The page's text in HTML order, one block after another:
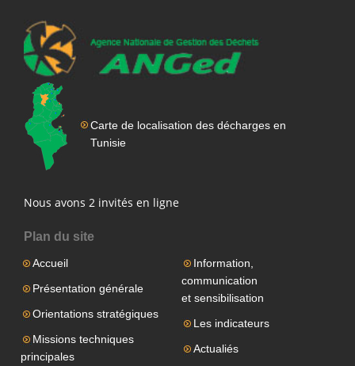
Carte de localisation des décharges en
Tunisie
Nous avons 2 invités en ligne
Plan du site
Accueil
Présentation générale
Orientations stratégiques
Missions techniques
principales
Information,
communication
et sensibilisation
Les indicateurs
Actualiés